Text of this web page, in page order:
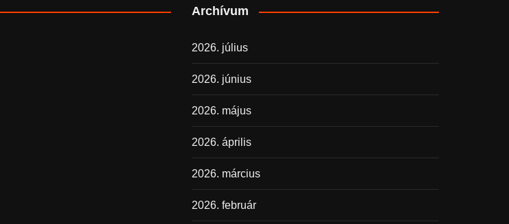
Archívum
2026. július
2026. június
2026. május
2026. április
2026. március
2026. február